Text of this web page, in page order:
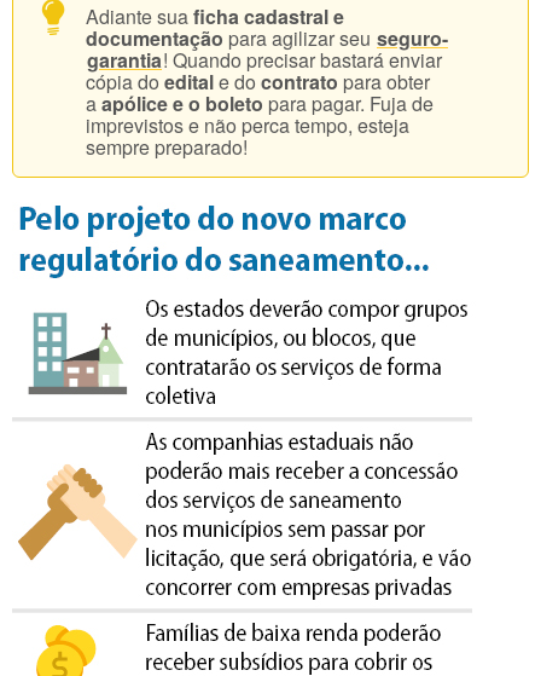
Adiante suaficha cadastral e
documentação para agilizar seu seguro-
garantia! Quando precisar bastará enviar
cópia do editale do contrato para obter
aapólice e o boleto para pagar. Fuja de
imprevistos e não perca tempo, esteja
sempre preparado!